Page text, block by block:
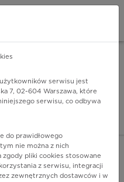
- lider
serwisu jest
7, 02-604 Warszawa, które
serwisu, co odbywa
do prawidłowego
nie można z nich
pliki cookies stosowane
z serwisu, integracji
zewnętrznych dostawców i w
INSTALUJ